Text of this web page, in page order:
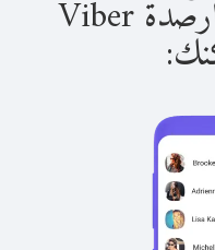
بمجرد حصولك على أرصدة Viber